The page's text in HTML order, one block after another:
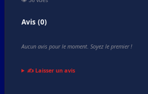
Avis (0)
Aucun avis pour le moment. Soyez le premier !
✍️ Laisser un avis